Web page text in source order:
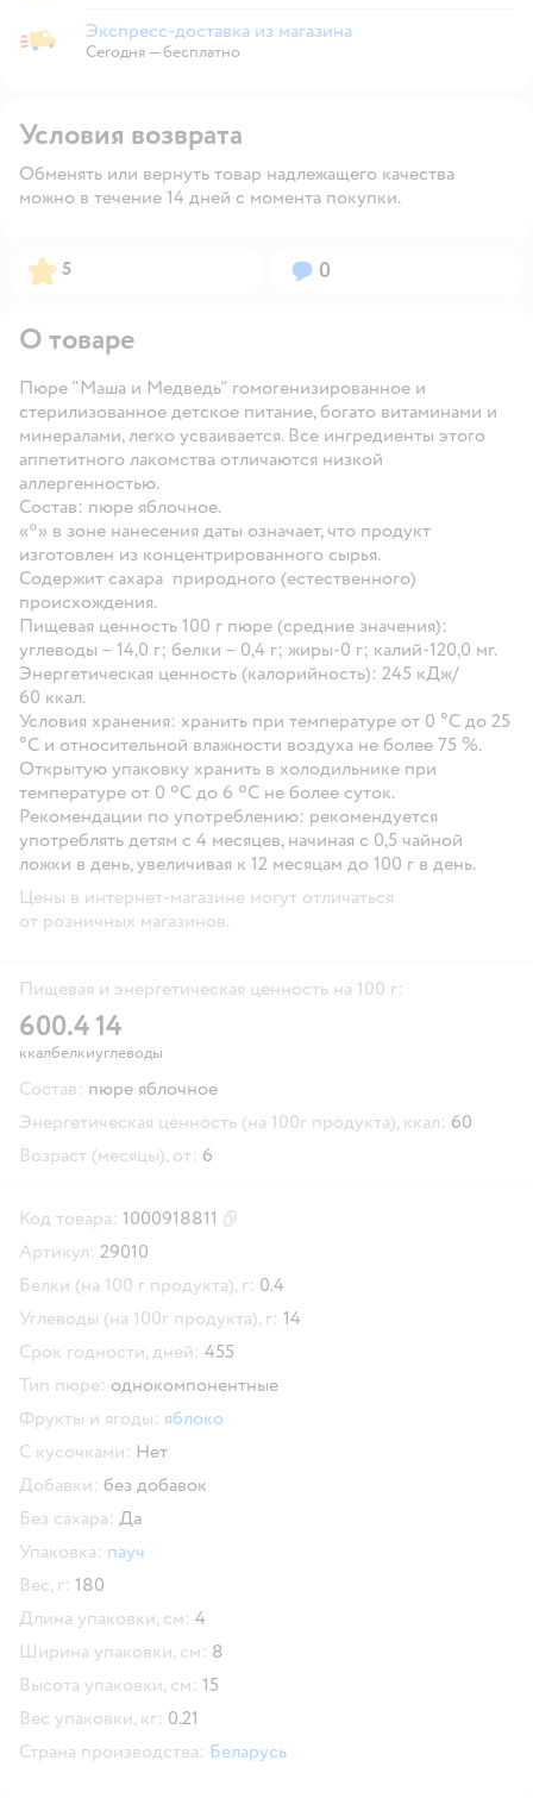
Экспресс-доставка из магазина
Экспресс-доставка из магазина
Сегодня—бесплатно
Условия возврата
Обменять или вернуть товар надлежащего качества
можно в течение 14 дней с момента покупки.
Рейтинг:
5 Вопросов:
0
О товаре
Пюре "Маша и Медведь" гомогенизированное и
стерилизованное детское питание, богато витаминами и
минералами, легко усваивается. Все ингредиенты этого
аппетитного лакомства отличаются низкой
аллергенностью.
Состав: пюре яблочное.
«*» в зоне нанесения даты означает, что продукт
изготовлен из концентрированного сырья.
Содержит сахара природного (естественного)
происхождения.
Пищевая ценность 100 г пюре (средние значения):
углеводы – 14,0 г; белки – 0,4 г; жиры-0 г; калий-120,0 мг.
Энергетическая ценность (калорийность): 245 кДж/
60 ккал.
Условия хранения: хранить при температуре от 0 °С до 25
°С и относительной влажности воздуха не более 75 %.
Открытую упаковку хранить в холодильнике при
температуре от 0 ºС до 6 ºС не более суток.
Рекомендации по употреблению: рекомендуется
употреблять детям с 4 месяцев, начиная с 0,5 чайной
ложки в день, увеличивая к 12 месяцам до 100 г в день.
Цены в интернет-магазине могут отличаться
от розничных магазинов.
Пищевая и энергетическая ценность на 100 г:
60
ккал
0.4
белки
14
углеводы
Состав: пюре яблочное
Энергетическая ценность (на 100г продукта), ккал: 60
Возраст (месяцы), от: 6
Код товара: 1000918811
Артикул: 29010
Белки (на 100 г продукта), г: 0.4
Углеводы (на 100г продукта), г: 14
Срок годности, дней: 455
Тип пюре: однокомпонентные
Фрукты и ягоды: яблоко
С кусочками: Нет
Добавки: без добавок
Без сахара: Да
Упаковка: пауч
Вес, г: 180
Длина упаковки, см: 4
Ширина упаковки, см: 8
Высота упаковки, см: 15
Вес упаковки, кг: 0.21
Страна производства: Беларусь